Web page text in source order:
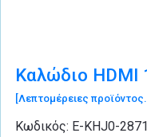
Καλώδιο HDMI
[Λεπτομέρειες
Κωδικός: Ε-ΚΗJ0-2871